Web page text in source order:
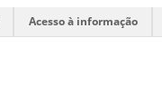
Acesso à informação